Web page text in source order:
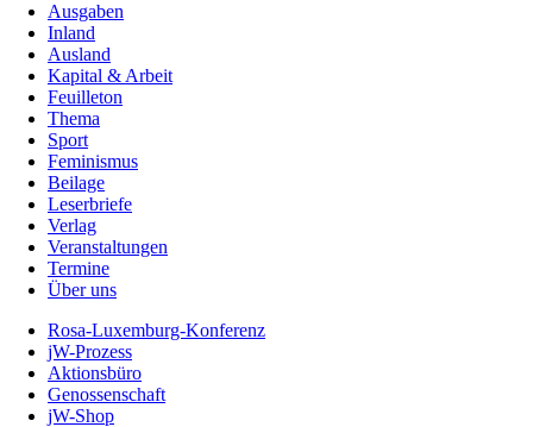
Ausgaben
Inland
Ausland
Kapital & Arbeit
Feuilleton
Thema
Sport
Feminismus
Beilage
Leserbriefe
Verlag
Veranstaltungen
Termine
Über uns
Rosa-Luxemburg-Konferenz
jW-Prozess
Aktionsbüro
Genossenschaft
jW-Shop